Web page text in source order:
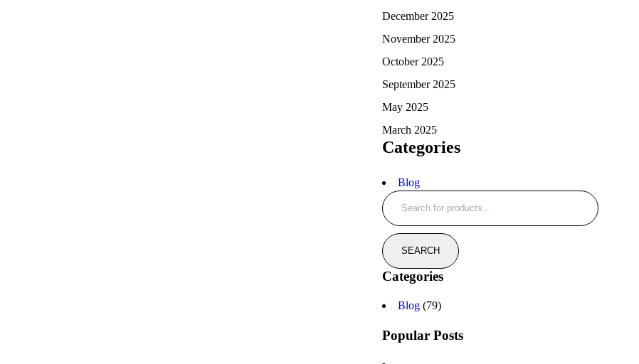
December 2025
November 2025
October 2025
September 2025
May 2025
March 2025
Categories
Blog
Categories
Blog(79)
Popular Posts